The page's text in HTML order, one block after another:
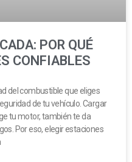
POR QUÉ
CONFIABLES
del combustible que eliges
de tu vehículo. Cargar
tu motor, también te da
Por eso, elegir estaciones